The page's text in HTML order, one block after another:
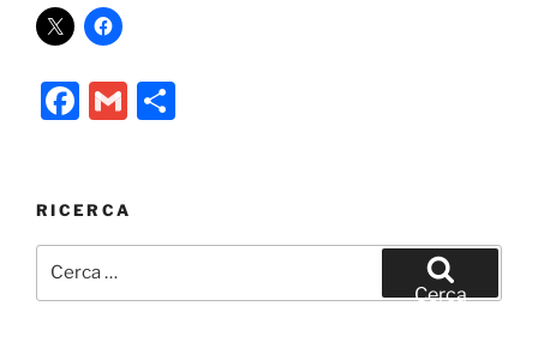
F
e
b
o
G
l
vi
di
RICERCA
Cerca